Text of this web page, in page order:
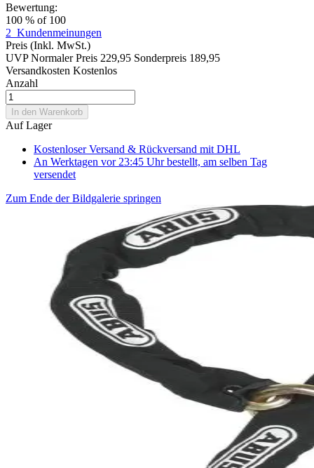
Bewertung:
100 % of 100
2 Kundenmeinungen
Preis (Inkl. MwSt.)
UVPNormaler Preis 229,95 Sonderpreis 189,95
Versandkosten Kostenlos
Anzahl
In den Warenkorb
Auf Lager
Kostenloser Versand & Rückversand mit DHL
An Werktagen vor 23:45 Uhr bestellt, am selben Tag
versendet
Zum Ende der Bildgalerie springen